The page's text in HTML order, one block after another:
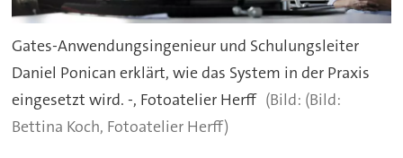
Gates-Anwendungsingenieur und Schulungsleiter
Daniel Ponican erklärt, wie das System in der Praxis
eingesetzt wird. -, Fotoatelier Herff
(Bild:
Bettina Koch, Fotoatelier Herff)